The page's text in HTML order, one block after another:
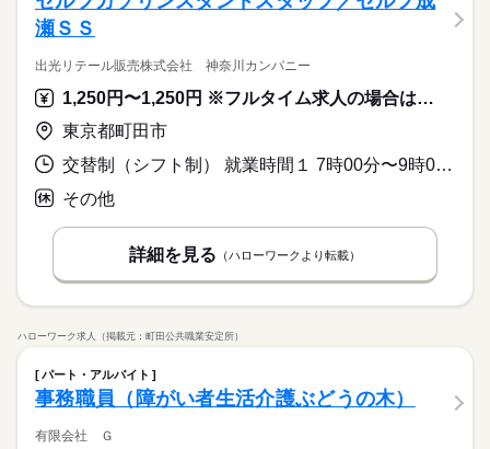
瀬ＳＳ
出光リテール販売株式会社 神奈川カンパニー
1,250円〜1,250円 ※フルタイム求人の場合は月額（換算額）、パート求人の場合は時間額を表示しています。
東京都町田市
交替制（シフト制） 就業時間１ 7時00分〜9時00分 就業時間２ 7時00分〜12時00分 就業時間３ 9時00分〜18時00分 就業時間に関する特記事項 勤務時間については相談に応じます。
その他
詳細を見る （ハローワークより転載）
ハローワーク求人（掲載元：町田公共職業安定所）
パート・アルバイト
事務職員（障がい者生活介護ぶどうの木）
有限会社 Ｇ